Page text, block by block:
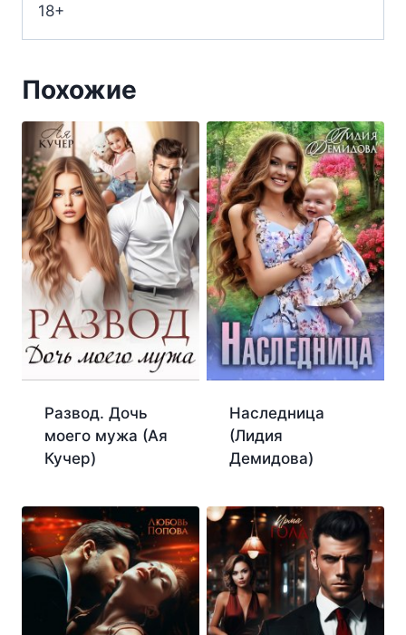
18+
Похожие
Развод. Дочь
моего мужа (Ая
Кучер)
Наследница
(Лидия
Демидова)